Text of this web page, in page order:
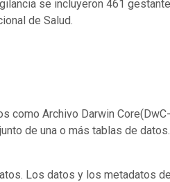
se incluyeron 461
de Salud.
Archivo Darwin
de una o más tablas de
Los datos y los metadatos